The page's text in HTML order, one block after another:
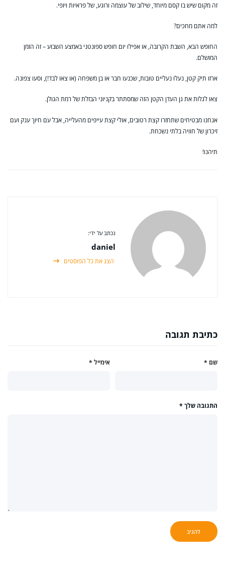
זה מקום שיש בו קסם מיוחד, שילוב של עוצמה ורוגע, של פראיות ויופי.
למה אתם מחכים?
החופש הבא, השבת הקרובה, או אפילו יום חופש ספונטני באמצע השבוע – זה הזמן
המושלם.
ארזו תיק קטן, נעלו נעליים טובות, שכנעו חבר או בן משפחה (או צאו לבד!), וסעו צפונה.
צאו לגלות את גן העדן הקטן הזה שמסתתר בקניוני הבזלת של רמת הגולן.
אנחנו מבטיחים שתחזרו קצת רטובים, אולי קצת עייפים מהעלייה, אבל עם חיוך ענק ועם
זיכרון של חוויה בלתי נשכחת.
תיהנו!
נכתב על ידי:
daniel
הצג את כל הפוסטים
כתיבת תגובה
שם * אימייל *
התגובה שלך *